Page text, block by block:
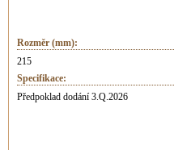
Rozměr (mm):
215
Specifikace:
Předpoklad dodání 3.Q.2026